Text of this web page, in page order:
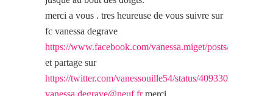
merci a vous . tres heureuse de vous suivre sur
fc vanessa degrave
https://www.facebook.com/vanessa.miget/posts/
et partage sur
https://twitter.com/vanessouille54/status/